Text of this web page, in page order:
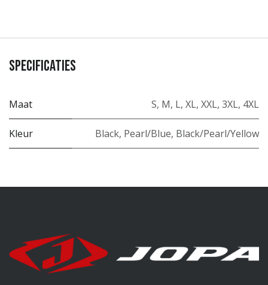
Specificaties
Maat S, M, L, XL, XXL, 3XL, 4XL
Kleur Black, Pearl/Blue, Black/Pearl/Yellow